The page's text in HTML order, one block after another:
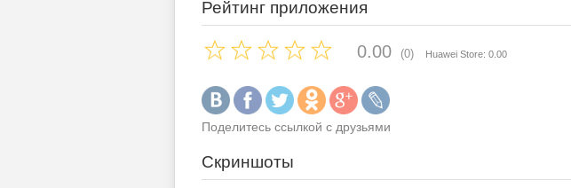
Рейтинг приложения
0.00 (0) Huawei Store: 0.00
Поделитесь ссылкой с друзьями
Скриншоты